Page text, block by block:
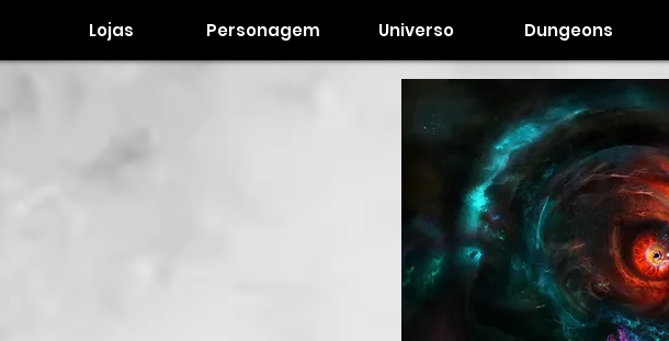
Lojas Personagem Universo Dungeons